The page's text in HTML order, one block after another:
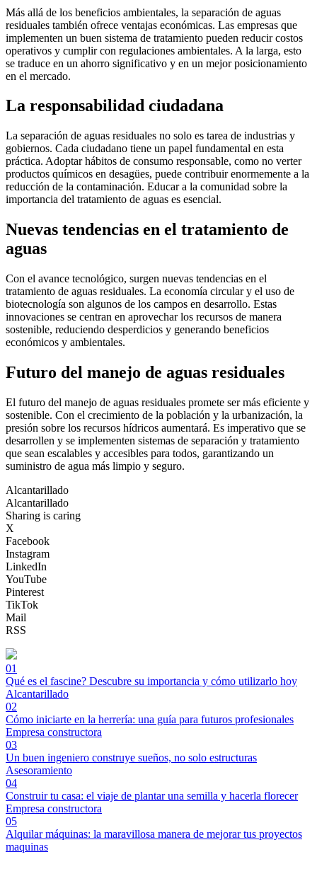
Más allá de los beneficios ambientales, la separación de aguas
residuales también ofrece ventajas económicas. Las empresas que
implementen un buen sistema de tratamiento pueden reducir costos
operativos y cumplir con regulaciones ambientales. A la larga, esto
se traduce en un ahorro significativo y en un mejor posicionamiento
en el mercado.
La responsabilidad ciudadana
La separación de aguas residuales no solo es tarea de industrias y
gobiernos. Cada ciudadano tiene un papel fundamental en esta
práctica. Adoptar hábitos de consumo responsable, como no verter
productos químicos en desagües, puede contribuir enormemente a la
reducción de la contaminación. Educar a la comunidad sobre la
importancia del tratamiento de aguas es esencial.
Nuevas tendencias en el tratamiento de
aguas
Con el avance tecnológico, surgen nuevas tendencias en el
tratamiento de aguas residuales. La economía circular y el uso de
biotecnología son algunos de los campos en desarrollo. Estas
innovaciones se centran en aprovechar los recursos de manera
sostenible, reduciendo desperdicios y generando beneficios
económicos y ambientales.
Futuro del manejo de aguas residuales
El futuro del manejo de aguas residuales promete ser más eficiente y
sostenible. Con el crecimiento de la población y la urbanización, la
presión sobre los recursos hídricos aumentará. Es imperativo que se
desarrollen y se implementen sistemas de separación y tratamiento
que sean escalables y accesibles para todos, garantizando un
suministro de agua más limpio y seguro.
Alcantarillado
Alcantarillado
Sharing is caring
X
Facebook
Instagram
LinkedIn
YouTube
Pinterest
TikTok
Mail
RSS
01
Qué es el fascine? Descubre su importancia y cómo utilizarlo hoy
Alcantarillado
02
Cómo iniciarte en la herrería: una guía para futuros profesionales
Empresa constructora
03
Un buen ingeniero construye sueños, no solo estructuras
Asesoramiento
04
Construir tu casa: el viaje de plantar una semilla y hacerla florecer
Empresa constructora
05
Alquilar máquinas: la maravillosa manera de mejorar tus proyectos
maquinas